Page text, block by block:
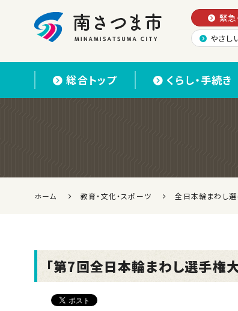
緊急
やさし
総合トップ くらし・手続き
ホーム 教育・文化・スポーツ 全日本輪まわし
「第7回全日本輪まわし選手権